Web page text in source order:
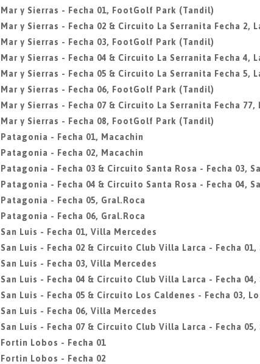
y Sierras - Fecha 01, FootGolf Park (Tandil)
y Sierras - Fecha 02 & Circuito La Serranita Fecha 2,
y Sierras - Fecha 03, FootGolf Park (Tandil)
y Sierras - Fecha 04 & Circuito La Serranita Fecha 4,
y Sierras - Fecha 05 & Circuito La Serranita Fecha 5,
y Sierras - Fecha 06, FootGolf Park (Tandil)
y Sierras - Fecha 07 & Circuito La Serranita Fecha 77,
y Sierras - Fecha 08, FootGolf Park (Tandil)
- Fecha 01, Macachin
- Fecha 02, Macachin
- Fecha 03 & Circuito Santa Rosa - Fecha 03,
- Fecha 04 & Circuito Santa Rosa - Fecha 04,
- Fecha 05, Gral.Roca
- Fecha 06, Gral.Roca
Luis - Fecha 01, Villa Mercedes
Luis - Fecha 02 & Circuito Club Villa Larca - Fecha
Luis - Fecha 03, Villa Mercedes
Luis - Fecha 04 & Circuito Club Villa Larca - Fecha
Luis - Fecha 05 & Circuito Los Caldenes - Fecha 03,
Luis - Fecha 06, Villa Mercedes
Luis - Fecha 07 & Circuito Club Villa Larca - Fecha
Lobos - Fecha 01
Lobos - Fecha 02